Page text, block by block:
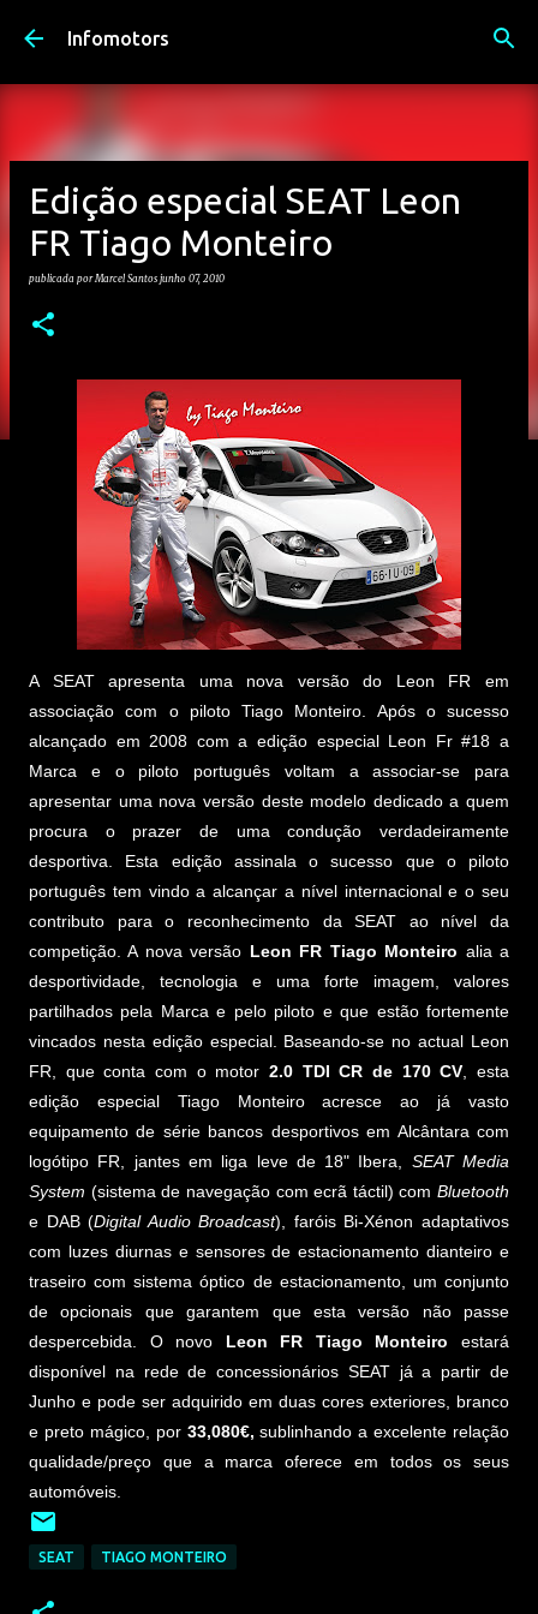
Avançar para o conteúdo principal
Infomotors
Edição especial SEAT Leon
FR Tiago Monteiro
publicada porMarcel Santos junho 07, 2010
A SEAT apresenta uma nova versão do Leon FR em
associação com o piloto Tiago Monteiro. Após o sucesso
alcançado em 2008 com a edição especial Leon Fr #18 a
Marca e o piloto português voltam a associar-se para
apresentar uma nova versão deste modelo dedicado a quem
procura o prazer de uma condução verdadeiramente
desportiva. Esta edição assinala o sucesso que o piloto
português tem vindo a alcançar a nível internacional e o seu
contributo para o reconhecimento da SEAT ao nível da
competição. A nova versão Leon FR Tiago Monteiro alia a
desportividade, tecnologia e uma forte imagem, valores
partilhados pela Marca e pelo piloto e que estão fortemente
vincados nesta edição especial. Baseando-se no actual Leon
FR, que conta com o motor 2.0 TDI CR de 170 CV , esta
edição especial Tiago Monteiro acresce ao já vasto
equipamento de série bancos desportivos em Alcântara com
logótipo FR, jantes em liga leve de 18" Ibera, SEAT Media
System (sistema de navegação com ecrã táctil) com Bluetooth
e DAB (Digital Audio Broadcast), faróis Bi-Xénon adaptativos
com luzes diurnas e sensores de estacionamento dianteiro e
traseiro com sistema óptico de estacionamento, um conjunto
de opcionais que garantem que esta versão não passe
despercebida. O novo Leon FR Tiago Monteiro estará
disponível na rede de concessionários SEAT já a partir de
Junho e pode ser adquirido em duas cores exteriores, branco
e preto mágico, por 33,080€, sublinhando a excelente relação
qualidade/preço que a marca oferece em todos os seus
automóveis.
SEAT TIAGO MONTEIRO